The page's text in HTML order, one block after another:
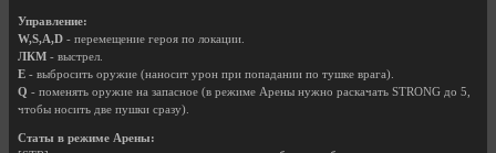
Управление:
W,S,A,D - перемещение героя по локации.
ЛКМ - выстрел.
E - выбросить оружие (наносит урон при попадании по тушке врага).
Q - поменять оружие на запасное (в режиме Арены нужно раскачать STRONG до 5,
чтобы носить две пушки сразу).
Статы в режиме Арены: